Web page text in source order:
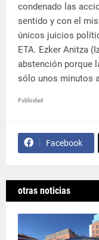
condenado las
sentido y con el
únicos juicios
ETA. Ezker Anitza
abstención porque
sólo unos minutos
Publicidad
Facebook
otras noticias